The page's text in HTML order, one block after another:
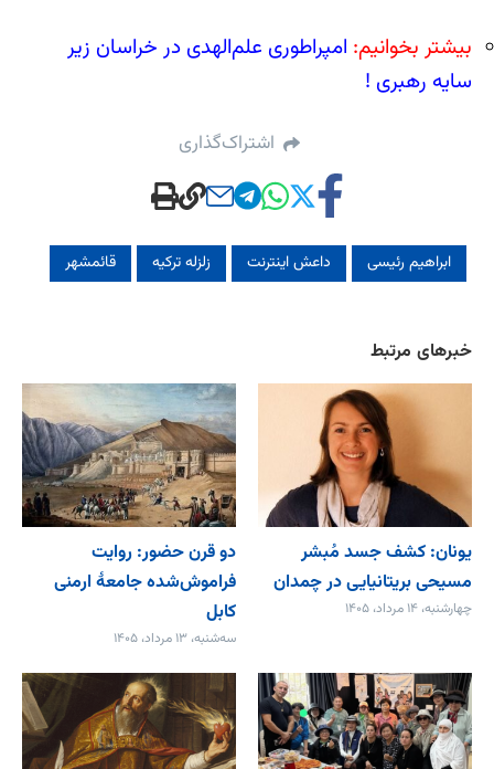
بیشتر بخوانیم: امپراطوری علم‌الهدی در خراسان زیر
سایه رهبری !
اشتراک‌گذاری
ابراهیم رئیسی داعش اینترنت زلزله ترکیه قائمشهر
خبرهای مرتبط
یونان: کشف جسد مُبشر
مسیحی بریتانیایی در چمدان
چهارشنبه، ۱۴ مرداد، ۱۴۰۵
دو قرن حضور: روایت
فراموش‌شده جامعۀ ارمنی
کابل
سه‌شنبه، ۱۳ مرداد، ۱۴۰۵